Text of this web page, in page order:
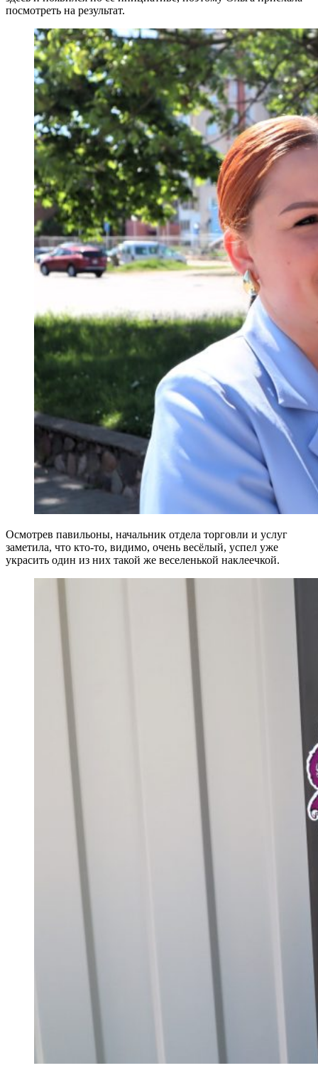
посмотреть на результат.
Осмотрев павильоны, начальник отдела торговли и услуг
заметила, что кто-то, видимо, очень весёлый, успел уже
украсить один из них такой же веселенькой наклеечкой.